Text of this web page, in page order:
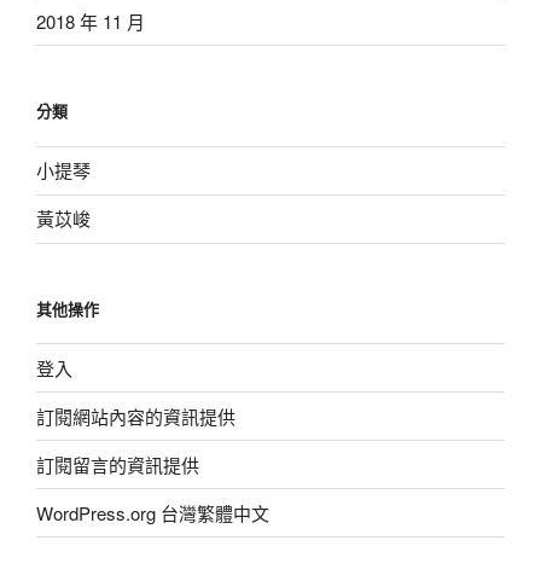
2018 年 11 月
分類
小提琴
黃苡峻
其他操作
登入
訂閱網站內容的資訊提供
訂閱留言的資訊提供
WordPress.org 台灣繁體中文